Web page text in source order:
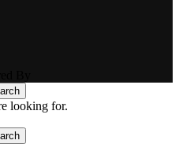
looking for.